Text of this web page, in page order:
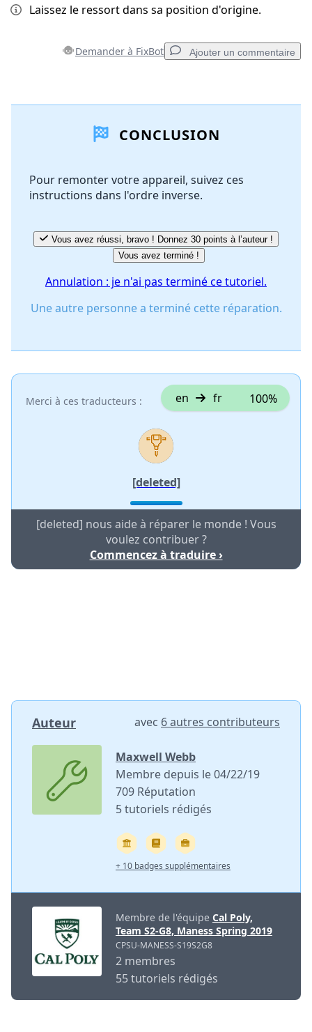
Laissez le ressort dans sa position d'origine.
Demander à FixBot Ajouter un commentaire
Ajouter un commentaire
Annuler Publier un commentaire
CONCLUSION
Pour remonter votre appareil, suivez ces
instructions dans l'ordre inverse.
Vous avez réussi, bravo ! Donnez 30 points à l’auteur !
Vous avez terminé !
Annulation : je n'ai pas terminé ce tutoriel.
Une autre personne a terminé cette réparation.
Merci à ces traducteurs : en fr 100%
[deleted]
[deleted] nous aide à réparer le monde ! Vous
voulez contribuer ?
Commencez à traduire ›
Auteur avec 6 autres contributeurs
Maxwell Webb
Membre depuis le 04/22/19
709 Réputation
5 tutoriels rédigés
+ 10 badges supplémentaires
Membre de l'équipe Cal Poly,
Team S2-G8, Maness Spring 2019
CPSU-MANESS-S19S2G8
2 membres
55 tutoriels rédigés